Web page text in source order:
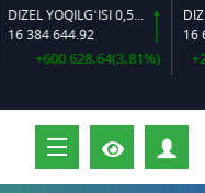
DIZEL YOQILG‘ISI 0,5-40
16 384 644.92
+600 628.64(3.81%)
16
+2